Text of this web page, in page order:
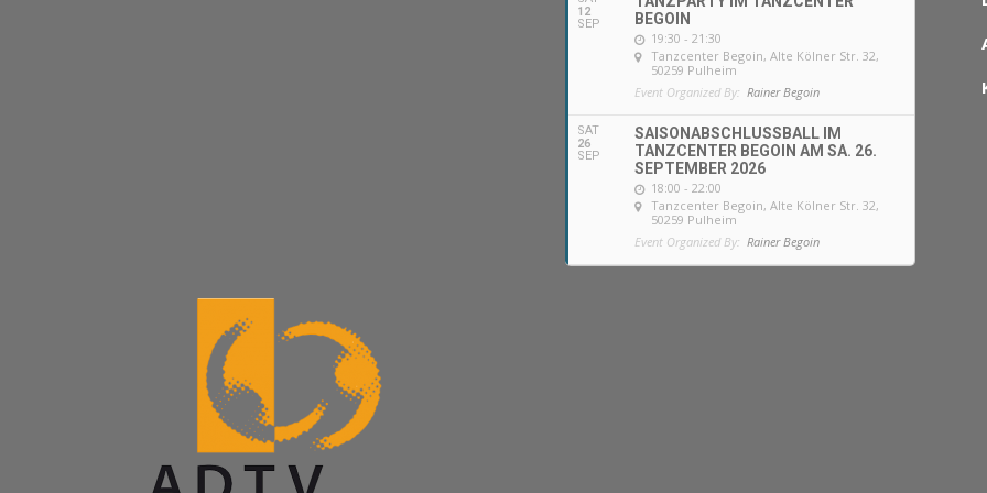
12
SEP
BEGOIN
19:30 - 21:30
Tanzcenter Begoin, Alte Kölner Str. 32,
50259 Pulheim
Event Organized By: Rainer Begoin
SAT
26
SEP
SAISONABSCHLUSSBALL IM
TANZCENTER BEGOIN AM SA. 26.
SEPTEMBER 2026
18:00 - 22:00
Tanzcenter Begoin, Alte Kölner Str. 32,
50259 Pulheim
Event Organized By: Rainer Begoin